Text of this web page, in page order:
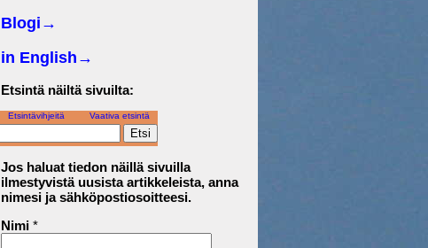
Blogi→
in English →
Etsintä näiltä sivuilta:
Etsintävihjeitä Vaativa etsintä
Jos haluat tiedon näillä sivuilla
ilmestyvistä uusista artikkeleista, anna
nimesi ja sähköpostiosoitteesi.
Nimi *